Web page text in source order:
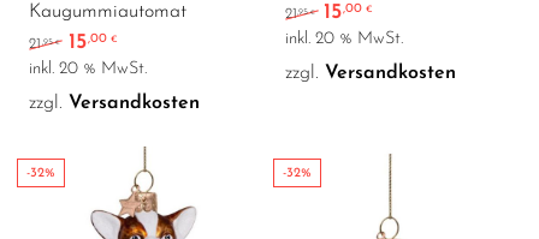
Kaugummiautomat
21,95€ Ursprünglicher Preis war: 21,95 €
15,00 € Aktueller Preis ist: 15,00 €.
inkl. 20 % MwSt.
zzgl. Versandkosten
21,95€ Ursprünglicher Preis
15,00€
inkl. 20 % MwSt.
zzgl. Versandkosten
-32% -32%